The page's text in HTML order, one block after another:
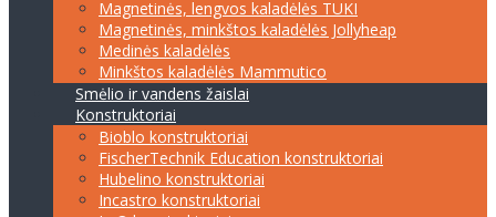
Magnetinės, lengvos kaladėlės TUKI
Magnetinės, minkštos kaladėlės Jollyheap
Medinės kaladėlės
Minkštos kaladėlės Mammutico
Smėlio ir vandens žaislai
Konstruktoriai
Bioblo konstruktoriai
FischerTechnik Education konstruktoriai
Hubelino konstruktoriai
Incastro konstruktoriai